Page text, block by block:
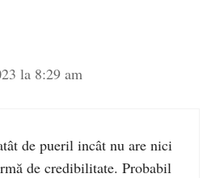
la 8:29 am
de pueril incât nu are nici
de credibilitate. Probabil